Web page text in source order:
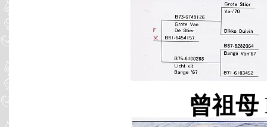
曾祖母